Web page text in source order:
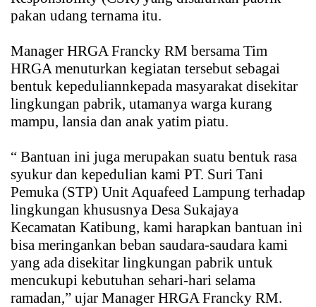
pakan udang ternama itu.
Manager HRGA Francky RM bersama Tim
HRGA menuturkan kegiatan tersebut sebagai
bentuk kepeduliannkepada masyarakat disekitar
lingkungan pabrik, utamanya warga kurang
mampu, lansia dan anak yatim piatu.
“ Bantuan ini juga merupakan suatu bentuk rasa
syukur dan kepedulian kami PT. Suri Tani
Pemuka (STP) Unit Aquafeed Lampung terhadap
lingkungan khususnya Desa Sukajaya
Kecamatan Katibung, kami harapkan bantuan ini
bisa meringankan beban saudara-saudara kami
yang ada disekitar lingkungan pabrik untuk
mencukupi kebutuhan sehari-hari selama
ramadan,” ujar Manager HRGA Francky RM.